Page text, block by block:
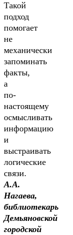
Такой
подход
помогает
не
механически
запоминать
факты,
а
по-
настоящему
осмысливать
информацию
и
выстраивать
логические
связи.
А.А.
Нагаева,
библиотекарь
Демьяновской
городской